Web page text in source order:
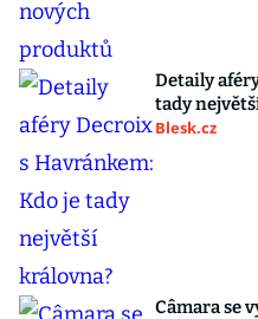
Detaily
tady
Blesk.cz
Câmara se